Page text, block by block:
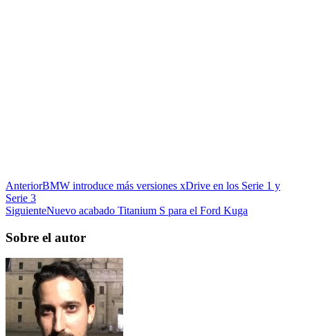
AnteriorBMW introduce más versiones xDrive en los Serie 1 y
Serie 3
SiguienteNuevo acabado Titanium S para el Ford Kuga
Sobre el autor